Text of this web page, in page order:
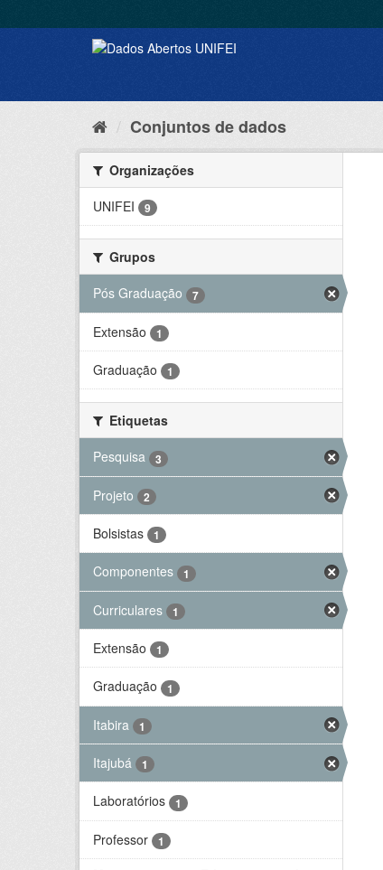
Conjuntos de dados
Organizações
UNIFEI
9
Grupos
Pós Graduação
7
Extensão 1
Graduação 1
Etiquetas
Pesquisa
3
Projeto 2
Bolsistas 1
Componentes 1
Curriculares 1
Extensão 1
Graduação 1
Itabira 1
Itajubá 1
Laboratórios 1
Professor 1